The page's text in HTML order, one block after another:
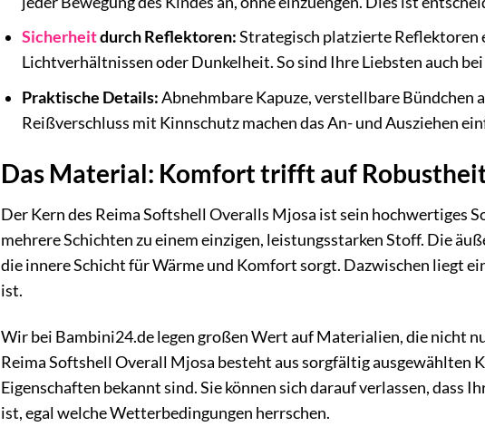
Sicherheitdurch Reflektoren:Strategisch platzierte Reflektoren
Lichtverhältnissen oder Dunkelheit. So sind Ihre Liebsten auch
Praktische Details:Abnehmbare Kapuze, verstellbare Bündchen
Reißverschluss mit Kinnschutz machen das An- und Ausziehen
Das Material: Komfort trifft auf
Der Kern des Reima Softshell Overalls Mjosa ist sein
mehrere Schichten zu einem einzigen, leistungsstarken Stoff. Die
die innere Schicht für Wärme und Komfort sorgt. Dazwischen liegt
ist.
Wir bei Bambini24.de legen großen Wert auf Materialien, die nicht
Reima Softshell Overall Mjosa besteht aus sorgfältig ausgewählten
Eigenschaften bekannt sind. Sie können sich darauf verlassen,
ist, egal welche Wetterbedingungen herrschen.